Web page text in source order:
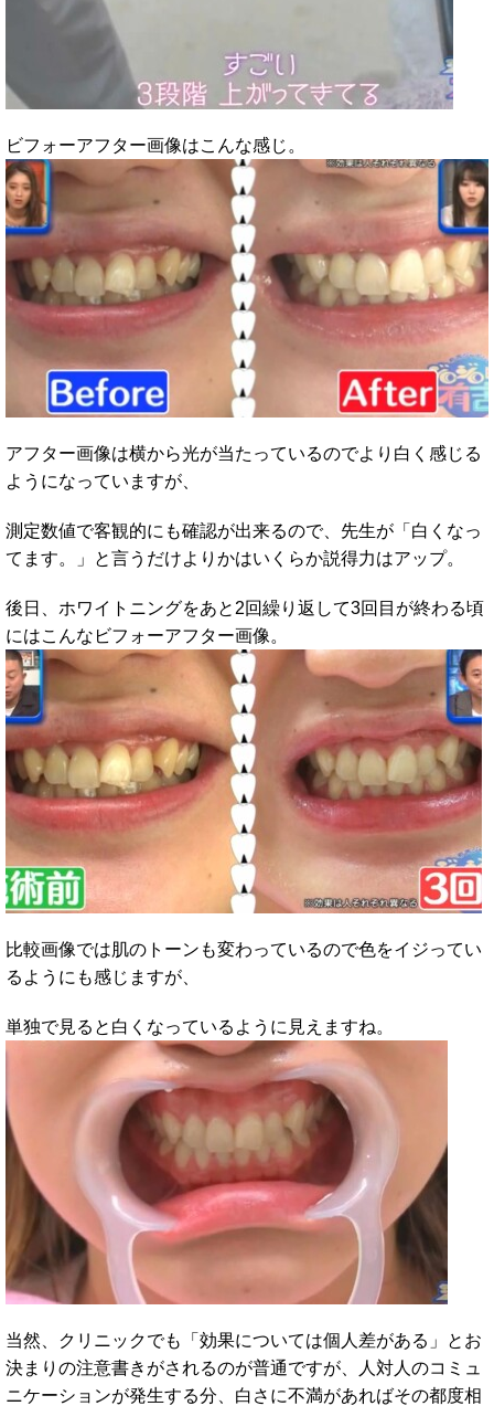
ビフォーアフター画像はこんな感じ。
アフター画像は横から光が当たっているのでより白く感じる
ようになっていますが、
測定数値で客観的にも確認が出来るので、先生が「白くなっ
てます。」と言うだけよりかはいくらか説得力はアップ。
後日、ホワイトニングをあと2回繰り返して3回目が終わる頃
にはこんなビフォーアフター画像。
比較画像では肌のトーンも変わっているので色をイジってい
るようにも感じますが、
単独で見ると白くなっているように見えますね。
当然、クリニックでも「効果については個人差がある」とお
決まりの注意書きがされるのが普通ですが、人対人のコミュ
ニケーションが発生する分、白さに不満があればその都度相